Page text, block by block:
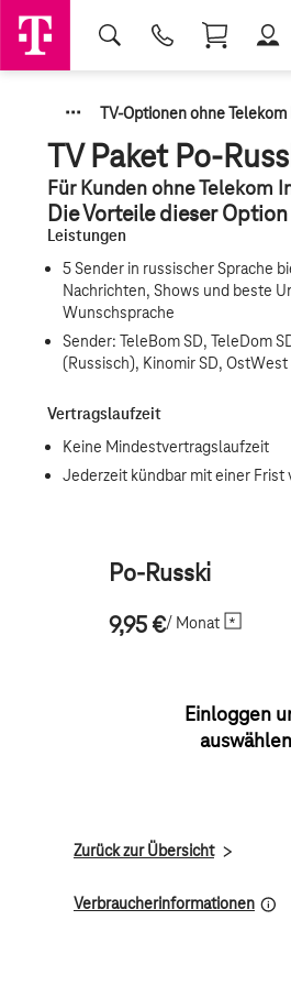
··· TV-Optionen ohne
TV Paket Po-
Für Kunden ohne Telekom
Die Vorteile dieser Option
Po-Russki
9,95 €/ Monat
Einloggen
auswählen
Zurück zur Übersicht
Verbraucherinformationen